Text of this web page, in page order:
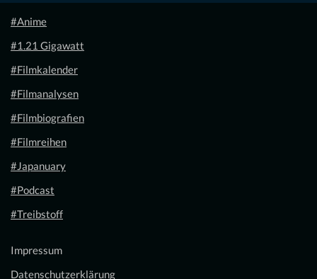
#Anime
#1.21 Gigawatt
#Filmkalender
#Filmanalysen
#Filmbiografien
#Filmreihen
#Japanuary
#Podcast
#Treibstoff
Impressum
Datenschutzerklärung